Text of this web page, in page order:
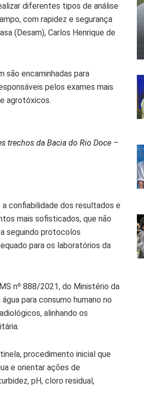
diferentes tipos de análise
com rapidez e segurança
(Desam), Carlos Henrique de
são encaminhadas para
pelos exames mais
agrotóxicos.
trechos da Bacia do Rio Doce –
confiabilidade dos resultados e
mais sofisticados, que não
seguindo protocolos
para os laboratórios da
nº 888/2021, do Ministério da
para consumo humano no
alinhando os
procedimento inicial que
e orientar ações de
pH, cloro residual,